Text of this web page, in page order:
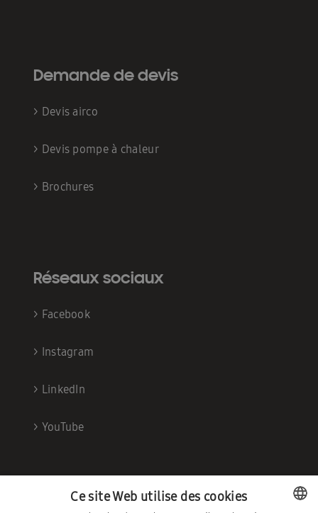
Demande de devis
> Devis airco
> Devis pompe à chaleur
> Brochures
Réseaux sociaux
> Facebook
> Instagram
> LinkedIn
> YouTube
Ce site Web utilise des cookies